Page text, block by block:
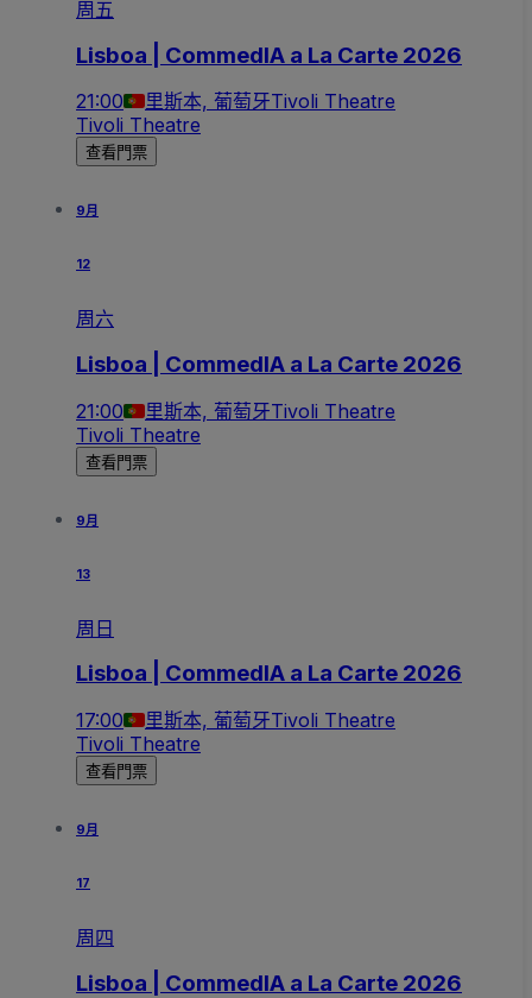
周五
Lisboa | CommedIA a La Carte 2026
21:00 里斯本, 葡萄牙Tivoli Theatre
Tivoli Theatre
查看門票
9月
12
周六
Lisboa | CommedIA a La Carte 2026
21:00 里斯本, 葡萄牙Tivoli Theatre
Tivoli Theatre
查看門票
9月
13
周日
Lisboa | CommedIA a La Carte 2026
17:00 里斯本, 葡萄牙Tivoli Theatre
Tivoli Theatre
查看門票
9月
17
周四
Lisboa | CommedIA a La Carte 2026